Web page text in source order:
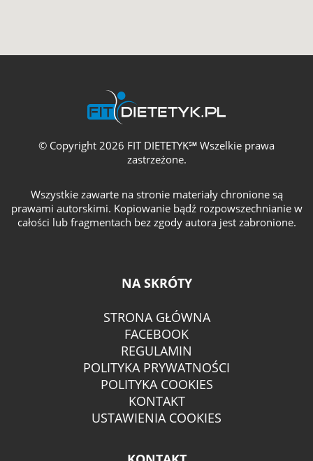
© Copyright 2026 FIT DIETETYK℠ Wszelkie prawa
zastrzeżone.
Wszystkie zawarte na stronie materiały chronione są
prawami autorskimi. Kopiowanie bądź rozpowszechnianie w
całości lub fragmentach bez zgody autora jest zabronione.
NA SKRÓTY
STRONA GŁÓWNA
FACEBOOK
REGULAMIN
POLITYKA PRYWATNOŚCI
POLITYKA COOKIES
KONTAKT
USTAWIENIA COOKIES